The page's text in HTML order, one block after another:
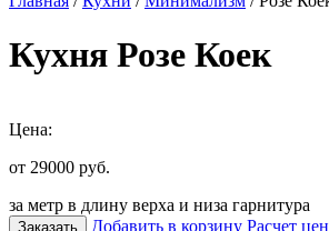
Кухня Розе Коек
Цена:
от 29000 руб.
за метр в длину верха и низа гарнитура
Заказать Добавить в корзину Расчет